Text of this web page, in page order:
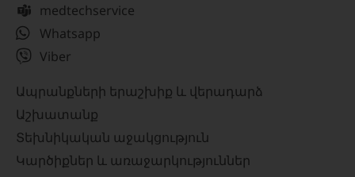
medtechservice
Whatsapp
Viber
Ապրանքների երաշխիք և վերադարձ
Աշխատանք
Տեխնիկական աջակցություն
Կարծիքներ և առաջարկություններ